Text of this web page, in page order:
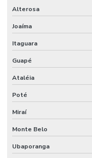
Alterosa
Joaíma
Itaguara
Guapé
Ataléia
Poté
Miraí
Monte Belo
Ubaporanga